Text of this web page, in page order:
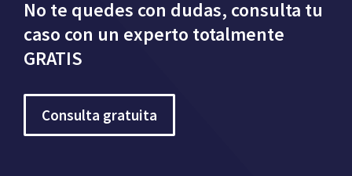
No te quedes con dudas, consulta tu
caso con un experto totalmente
GRATIS
Consulta gratuita